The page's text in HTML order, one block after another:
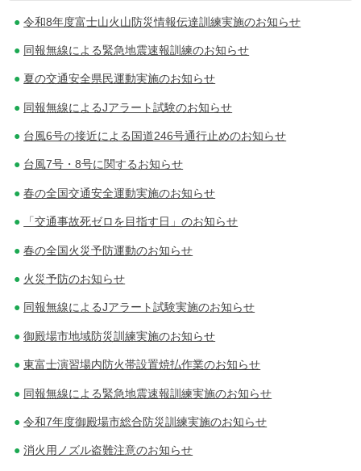
ナ
ビ
ゲ
ー
シ
ョ
令和8年度富士山火山防災情報伝達訓練実施のお知らせ
同報無線による緊急地震速報訓練のお知らせ
夏の交通安全県民運動実施のお知らせ
同報無線によるJアラート試験のお知らせ
台風6号の接近による国道246号通行止めのお知らせ
台風7号・8号に関するお知らせ
春の全国交通安全運動実施のお知らせ
「交通事故死ゼロを目指す日」のお知らせ
春の全国火災予防運動のお知らせ
火災予防のお知らせ
同報無線によるJアラート試験実施のお知らせ
御殿場市地域防災訓練実施のお知らせ
東富士演習場内防火帯設置焼払作業のお知らせ
同報無線による緊急地震速報訓練実施のお知らせ
令和7年度御殿場市総合防災訓練実施のお知らせ
消火用ノズル盗難注意のお知らせ